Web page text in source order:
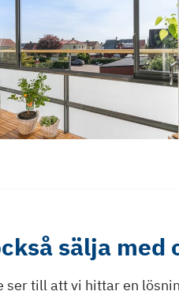
sälja med
ser till att vi hittar en